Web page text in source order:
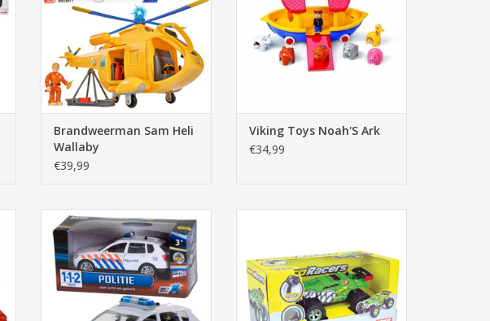
Brandweerman Sam Heli
Wallaby
€39,99
Viking Toys Noah'S Ark
€34,99
112 Politie-Auto met Licht en
Geluid
TOEVOEGEN AAN WINKELWAGEN